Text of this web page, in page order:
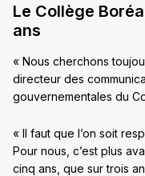
Le Collège
ans
« Nous cherchons
directeur des
gouvernementales du
« Il faut que l’on soit
Pour nous, c’est plus
cinq ans, que sur trois